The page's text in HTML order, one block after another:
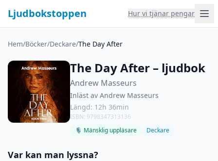
Ljudbokstoppen Hur vi tjänar pengar
Hem/Böcker/Deckare/The Day After
The Day After – ljudbok
Andrew Masseurs
Inläst av Andrew Masseurs
Längd: 12h 36min
ISBN: 9798347313136
🎙 Mänsklig uppläsare
Deckare
Var kan man lyssna?